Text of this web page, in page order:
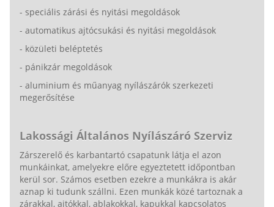
- speciális zárási és nyitási megoldások
- automatikus ajtócsukási és nyitási megoldások
- közületi beléptetés
- pánikzár megoldások
- aluminium és műanyag nyílászárók szerkezeti
megerősítése
Lakossági Általános Nyílászáró Szerviz
Zárszerelő és karbantartó csapatunk látja el azon
munkáinkat, amelyekre előre egyeztetett időpontban
kerül sor. Számos esetben ezekre a munkákra is akár
aznap ki tudunk szállni. Ezen munkák közé tartoznak a
zárakkal, ajtókkal, ablakokkal, kapukkal kapcsolatos